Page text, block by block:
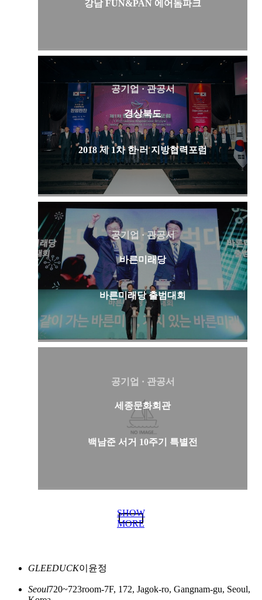
강남 FUN&PAN 에어돔파크
공기업 · 관공서
경상북도
2018 제 1차 한∙러 지방협력포럼
공기업 · 관공서
바른미래당
바른미래당 출범대회
공기업 · 관공서
세종문화회관
백남준 서거 10주기 특별전
SHOW
MORE
GLEEDUCK이윤정
Seoul720~723room-7F, 172, Jagok-ro, Gangnam-gu, Seoul,